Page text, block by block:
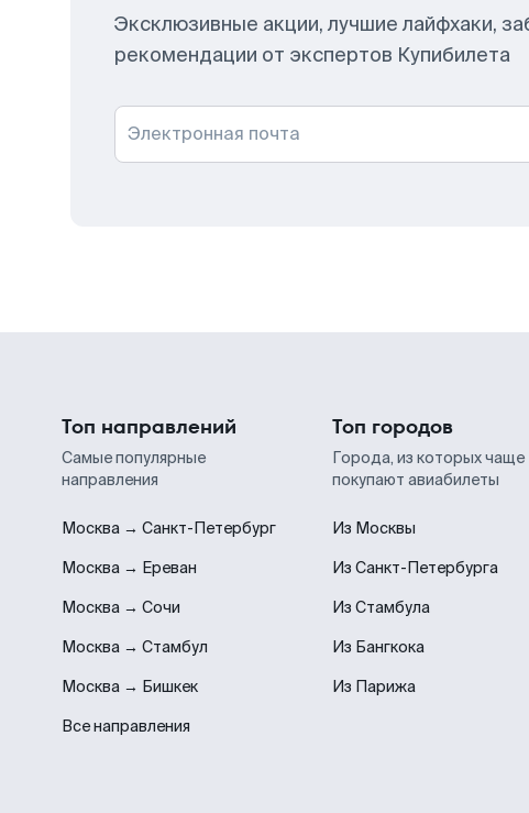
Эксклюзивные акции, лучшие лайфхаки,
рекомендации от экспертов Купибилета
Электронная почта
Топ направлений
Самые популярные
направления
Москва → Санкт-Петербург
Москва → Ереван
Москва → Сочи
Москва → Стамбул
Москва → Бишкек
Все направления
Топ городов
Города, из которых чаще
покупают авиабилеты
Из Москвы
Из Санкт-Петербурга
Из Стамбула
Из Бангкока
Из Парижа